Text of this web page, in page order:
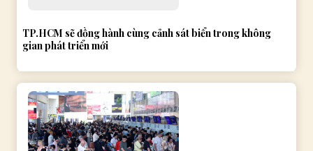
TP.HCM sẽ đồng hành cùng cảnh sát biển trong không
gian phát triển mới